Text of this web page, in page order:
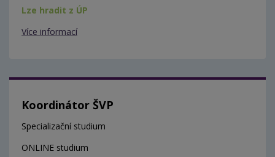
Lze hradit z ÚP
Více informací
Koordinátor ŠVP
Specializační studium
ONLINE studium